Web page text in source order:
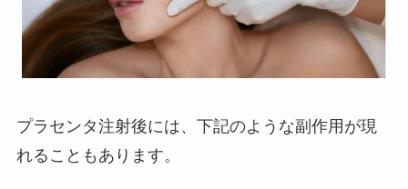
プラセンタ注射後には、下記のような副作用が現
れることもあります。